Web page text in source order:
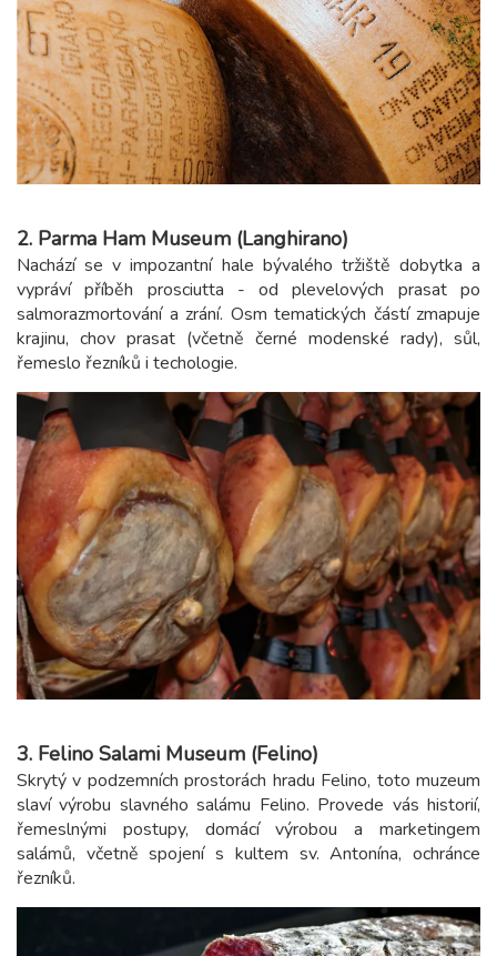
2. Parma Ham Museum (Langhirano)
Nachází se v impozantní hale bývalého tržiště dobytka a
vypráví příběh prosciutta - od plevelových prasat po
salmorazmortování a zrání. Osm tematických částí zmapuje
krajinu, chov prasat (včetně černé modenské rady), sůl,
řemeslo řezníků i techologie.
3. Felino Salami Museum (Felino)
Skrytý v podzemních prostorách hradu Felino, toto muzeum
slaví výrobu slavného salámu Felino. Provede vás historií,
řemeslnými postupy, domácí výrobou a marketingem
salámů, včetně spojení s kultem sv. Antonína, ochránce
řezníků.